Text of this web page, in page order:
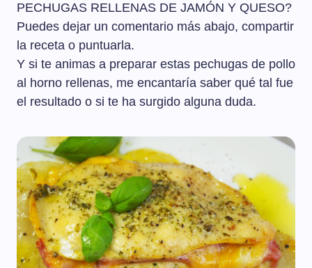
PECHUGAS RELLENAS DE JAMÓN Y QUESO?
Puedes dejar un comentario más abajo, compartir
la receta o puntuarla.
Y si te animas a preparar estas pechugas de pollo
al horno rellenas, me encantaría saber qué tal fue
el resultado o si te ha surgido alguna duda.